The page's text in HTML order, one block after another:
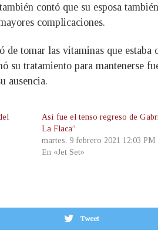
contó que su esposa
complicaciones.
tomar las vitaminas que estaba
su tratamiento para mantenerse
ausencia.
Así fue el tenso regreso de
La Flaca”
martes, 9 febrero 2021 12:03 PM
En «Jet Set»
Tweet